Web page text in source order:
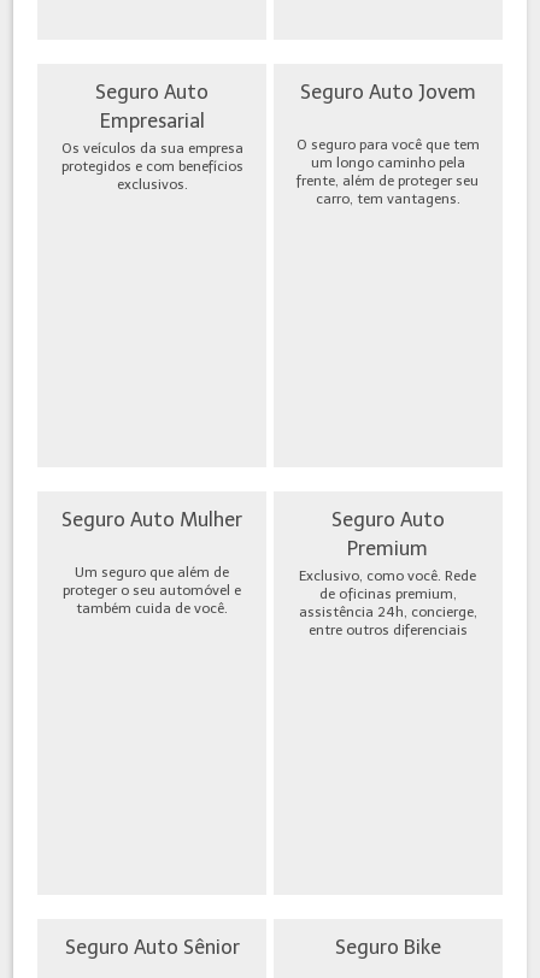
Seguro Auto
Empresarial
Os veículos da sua empresa
protegidos e com benefícios
exclusivos.
Seguro Auto Jovem
O seguro para você que tem
um longo caminho pela
frente, além de proteger seu
carro, tem vantagens.
Seguro Auto Mulher
Um seguro que além de
proteger o seu automóvel e
também cuida de você.
Seguro Auto
Premium
Exclusivo, como você. Rede
de oficinas premium,
assistência 24h, concierge,
entre outros diferenciais
Seguro Auto Sênior Seguro Bike